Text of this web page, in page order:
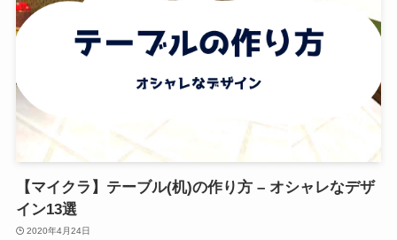
【マイクラ】テーブル(机)の作り方 – オシャレなデザ
イン13選
2020年4月24日